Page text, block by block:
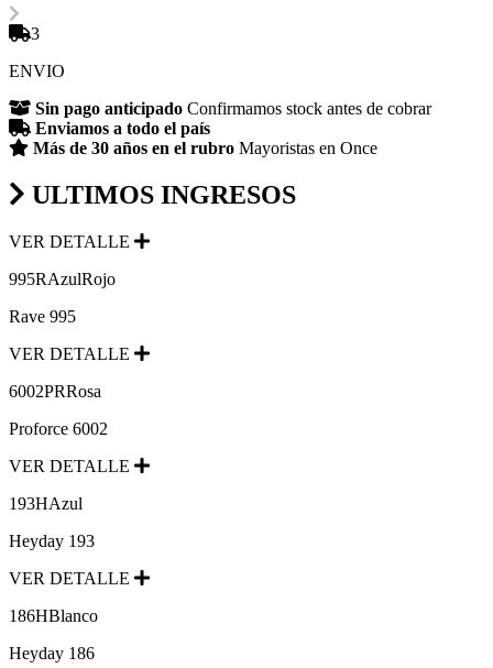
3
ENVIO
Sin pago anticipado Confirmamos stock antes de cobrar
Enviamos a todo el país
Más de 30 años en el rubro Mayoristas en Once
ULTIMOS INGRESOS
VER DETALLE
995RAzulRojo
Rave 995
VER DETALLE
6002PRRosa
Proforce 6002
VER DETALLE
193HAzul
Heyday 193
VER DETALLE
186HBlanco
Heyday 186